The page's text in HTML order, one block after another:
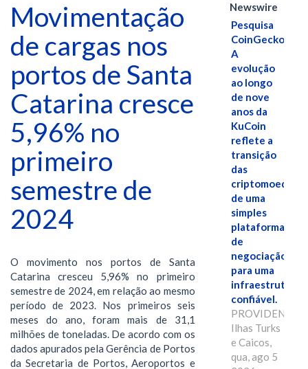
Movimentação
de cargas nos
portos de Santa
Catarina cresce
5,96% no
primeiro
semestre de
2024
O movimento nos portos de Santa
Catarina cresceu 5,96% no primeiro
semestre de 2024, em relação ao mesmo
período de 2023. Nos primeiros seis
meses do ano, foram mais de 31,1
milhões de toneladas. De acordo com os
dados apurados pela Gerência de Portos
da Secretaria de Portos, Aeroportos e
Newswire
Pesquisa
CoinGecko:
A
evolução
ao longo
de nove
anos da
KuCoin
reflete a
transição
das
criptomoedas
de uma
simples
plataforma
de
negociação
para uma
infraestrutura
confiável.
Ilhas Turks
e Caicos,
qua, ago 5